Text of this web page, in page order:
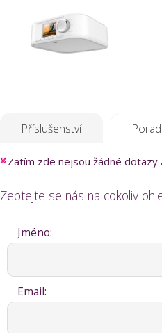
Příslušenství
Zatím zde nejsou žádné dotazy
Zeptejte se nás na cokoliv
Jméno:
Email: